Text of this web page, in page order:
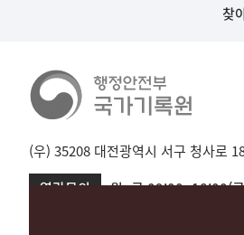
찾
(우) 35208 대전광역시 서구 청사로
열람문의
월~금 09:00~18:00(